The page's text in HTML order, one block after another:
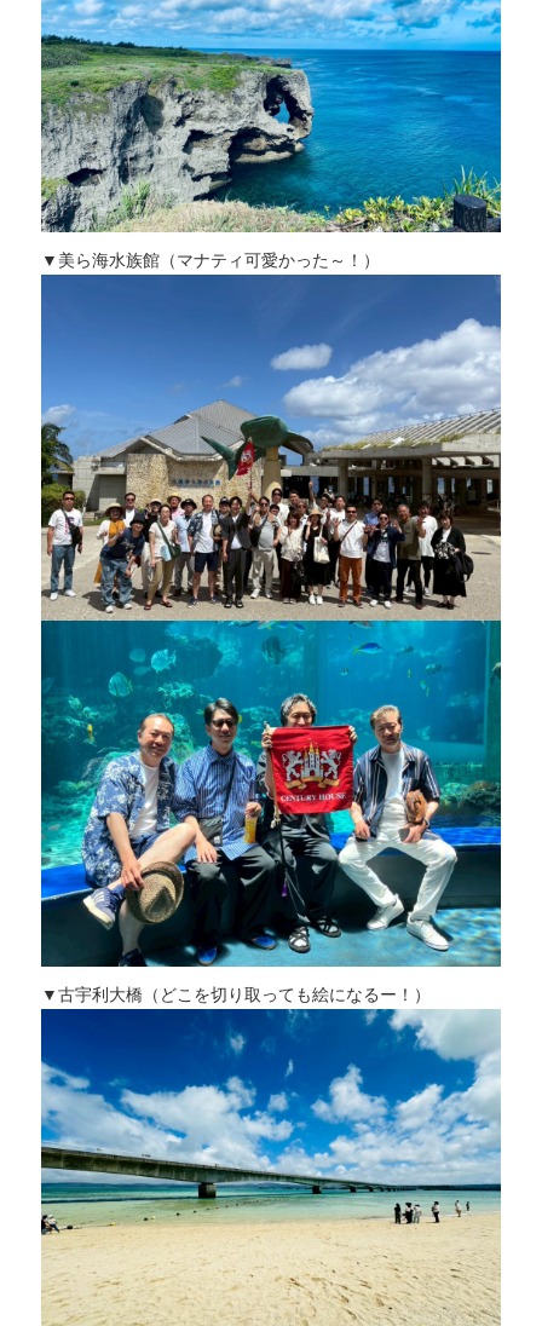
▼美ら海水族館（マナティ可愛かった～！）
▼古宇利大橋（どこを切り取っても絵になるー！）